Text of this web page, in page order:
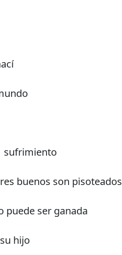
sufrimiento
buenos son pisoteados
puede ser ganada
hijo